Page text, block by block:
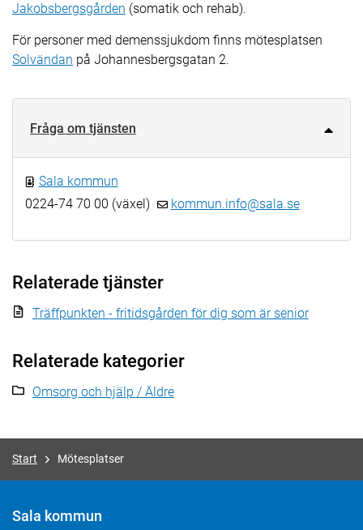
Jakobsbergsgården (somatik och rehab).
För personer med demenssjukdom finns mötesplatsen
Solvändan på Johannesbergsgatan 2.
Fråga om tjänsten
Sala kommun
0224-74 70 00 (växel)
kommun.info@sala.se
Relaterade tjänster
Träffpunkten - fritidsgården för dig som är senior
Relaterade kategorier
Omsorg och hjälp / Äldre
Start Mötesplatser
Sala kommun